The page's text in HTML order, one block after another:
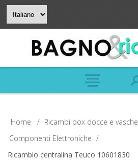
Home / Ricambi box docce e vasche
Componenti Elettroniche /
Ricambio centralina Teuco 10601830